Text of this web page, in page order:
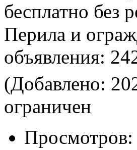
бесплатно без
Перила и
объявления:
(Добавлено:
ограничен
Просмотров: